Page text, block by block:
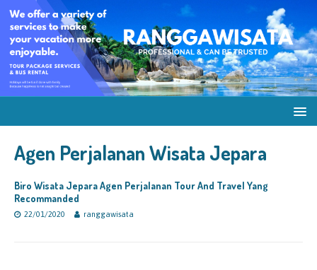
Agen Perjalanan Wisata Jepara
Biro Wisata Jepara Agen Perjalanan Tour And Travel Yang
Recommanded
22/01/2020 ranggawisata